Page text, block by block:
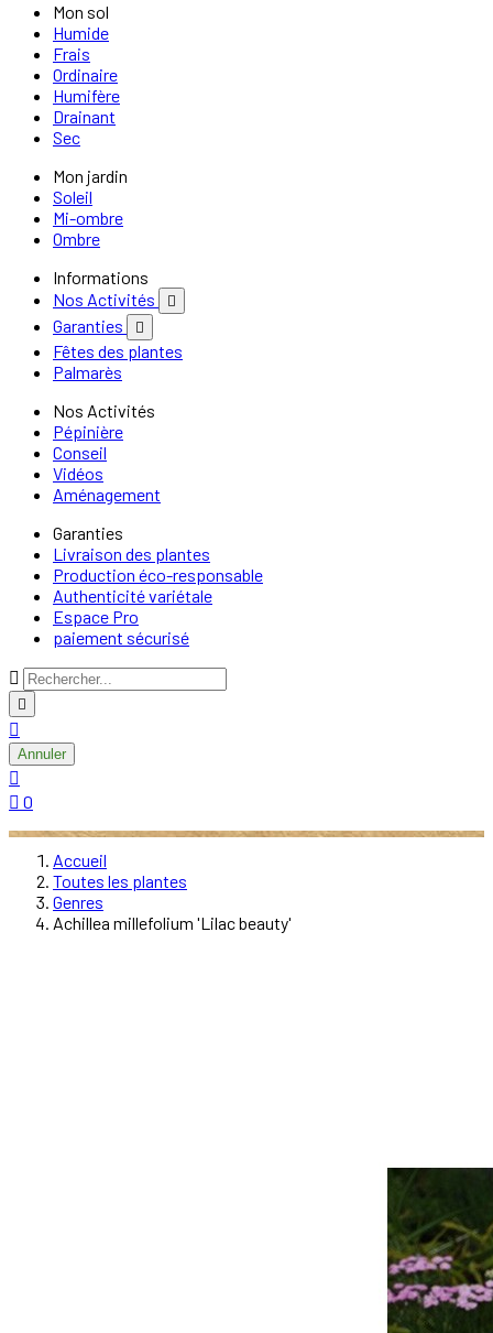
Mon sol
Humide
Frais
Ordinaire
Humifère
Drainant
Sec
Mon jardin
Soleil
Mi-ombre
Ombre
Informations
Nos Activités

Garanties 
Fêtes des plantes
Palmarès
Nos Activités
Pépinière
Conseil
Vidéos
Aménagement
Garanties
Livraison des plantes
Production éco-responsable
Authenticité variétale
Espace Pro
paiement sécurisé



Annuler

 0
Accueil
Toutes les plantes
Genres
Achillea millefolium 'Lilac beauty'